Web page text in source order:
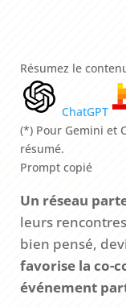
Résumez le
ChatGPT
(*) Pour Gemini et
résumé.
Prompt copié
Un réseau
leurs
bien pensé,
favorise la co-
événement